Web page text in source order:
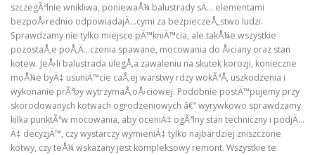
szczegÃ³lnie wnikliwa, poniewaÅ¼ balustrady sÄ… elementami
bezpoÅ›rednio odpowiadajÄ…cymi za bezpieczeÅ„stwo ludzi.
Sprawdzamy nie tylko miejsce pÄ™kniÄ™cia, ale takÅ¼e wszystkie
pozostaÅ‚e poÅ‚Ä…czenia spawane, mocowania do Å›ciany oraz stan
kotew. JeÅ›li balustrada ulegÅ‚a zawaleniu na skutek korozji, konieczne
moÅ¼e byÄ‡ usuniÄ™cie caÅ‚ej warstwy rdzy wokÃ³Å‚ uszkodzenia i
wykonanie prÃ³by wytrzymaÅ‚oÅ›ciowej. Podobnie postÄ™pujemy przy
skorodowanych kotwach ogrodzeniowych â€“ wyrywkowo sprawdzamy
kilka punktÃ³w mocowania, aby oceniÄ‡ ogÃ³lny stan techniczny i podjÄ…
Ä‡ decyzjÄ™, czy wystarczy wymieniÄ‡ tylko najbardziej zniszczone
kotwy, czy teÅ¼ wskazany jest kompleksowy remont. Wszystkie te